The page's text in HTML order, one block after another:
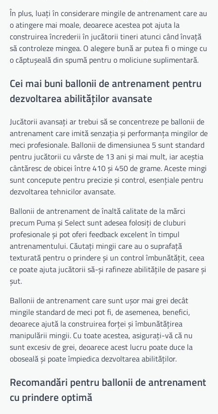
În plus, luați în considerare mingile de antrenament care au
o atingere mai moale, deoarece acestea pot ajuta la
construirea încrederii în jucătorii tineri atunci când învață
să controleze mingea. O alegere bună ar putea fi o minge cu
o căptușeală din spumă pentru o moliciune suplimentară.
Cei mai buni ballonii de antrenament pentru
dezvoltarea abilităților avansate
Jucătorii avansați ar trebui să se concentreze pe ballonii de
antrenament care imită senzația și performanța mingilor de
meci profesionale. Ballonii de dimensiunea 5 sunt standard
pentru jucătorii cu vârste de 13 ani și mai mult, iar aceștia
cântăresc de obicei între 410 și 450 de grame. Aceste mingi
sunt concepute pentru precizie și control, esențiale pentru
dezvoltarea tehnicilor avansate.
Ballonii de antrenament de înaltă calitate de la mărci
precum Puma și Select sunt adesea folosiți de cluburi
profesionale și pot oferi feedback excelent în timpul
antrenamentului. Căutați mingii care au o suprafață
texturată pentru o prindere și un control îmbunătățit, ceea
ce poate ajuta jucătorii să-și rafineze abilitățile de pasare și
șut.
Ballonii de antrenament care sunt ușor mai grei decât
mingile standard de meci pot fi, de asemenea, benefici,
deoarece ajută la construirea forței și îmbunătățirea
manipulării mingii. Cu toate acestea, asigurați-vă că nu
sunt excesiv de grei, deoarece acest lucru poate duce la
oboseală și poate împiedica dezvoltarea abilităților.
Recomandări pentru ballonii de antrenament
cu prindere optimă